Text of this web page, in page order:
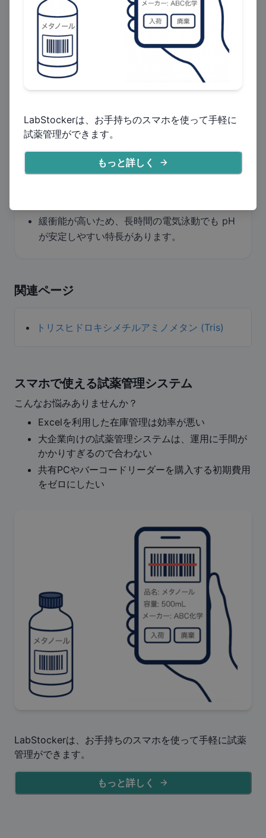
解する。
純水を加えて全量を 1000mL に合わせる。
調製したバッファーを記録する
調製時の注意点
10x または 5x のストック液を調製し、使用時
緩衝能が高いため、長時間の電気泳動でも pH
が安定しやすい特長があります。
関連ページ
トリスヒドロキシメチルアミノメタン (Tris)
スマホで使える試薬管理システム
こんなお悩みありませんか？
Excelを利用した在庫管理は効率が悪い
大企業向けの試薬管理システムは、運用に手間が
かかりすぎるので合わない
共有PCやバーコードリーダーを購入する初期費用
をゼロにしたい
LabStockerは、お手持ちのスマホを使って手軽に試薬
管理ができます。
もっと詳しく
LabStockerは、お手持ちのスマホを使って手軽に
試薬管理ができます。
もっと詳しく